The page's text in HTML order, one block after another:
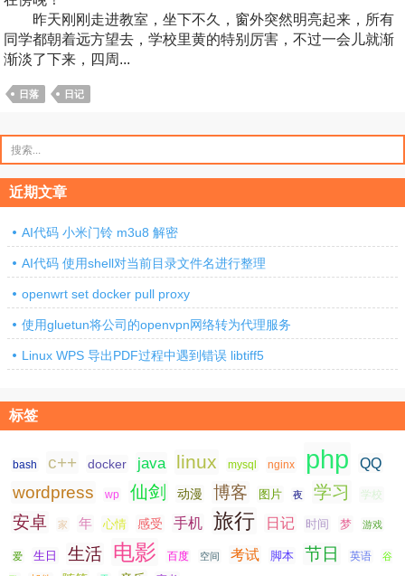
昨天刚刚走进教室，坐下不久，窗外突然明亮起来，所有
同学都朝着远方望去，学校里黄的特别厉害，不过一会儿就渐
渐淡了下来，四周...
日落 日记
索：
近期文章
AI代码 小米门铃 m3u8 解密
AI代码 使用shell对当前目录文件名进行整理
openwrt set docker pull proxy
使用gluetun将公司的openvpn网络转为代理服务
Linux WPS 导出PDF过程中遇到错误 libtiff5
标签
bash c++ docker java linux mysql nginx php QQ
wordpress wp 仙剑 动漫 博客 图片 夜 学习 学校
安卓 家 年 心情 感受 手机 旅行 日记 时间 梦 游戏
爱 生日 生活 电影 百度 空间 考试 脚本 节日 英语 谷